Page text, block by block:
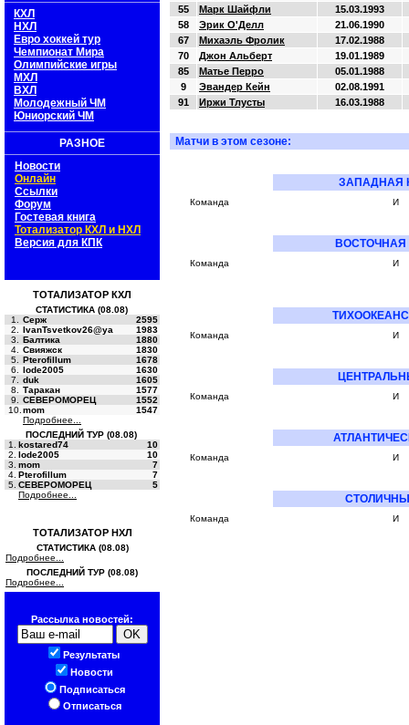
КХЛ
НХЛ
Евро хоккей тур
Чемпионат Мира
Олимпийские игры
МХЛ
ВХЛ
Молодежный ЧМ
Юниорский ЧМ
РАЗНОЕ
Новости
Онлайн
Ссылки
Форум
Гостевая книга
Тотализатор КХЛ и НХЛ
Версия для КПК
ТОТАЛИЗАТОР КХЛ
СТАТИСТИКА (08.08)
1.
Серж
2595
2.
IvanTsvetkov26@ya
1983
3.
Балтика
1880
4.
Свияжск
1830
5.
Pterofillum
1678
6.
lode2005
1630
7.
duk
1605
8.
Таракан
1577
9.
СЕВЕРОМОРЕЦ
1552
10. mom
1547
Подробнее...
ПОСЛЕДНИЙ ТУР (08.08)
1.
kostared74
10
2. lode2005
10
3. mom
7
4. Pterofillum
7
5. СЕВЕРОМОРЕЦ
5
Подробнее...
ТОТАЛИЗАТОР НХЛ
СТАТИСТИКА (08.08)
Подробнее...
ПОСЛЕДНИЙ ТУР (08.08)
Подробнее...
Рассылка новостей:
Результаты
Новости
Подписаться
Отписаться
55
Марк Шайфли
15.03.1993
58
Эрик О'Делл
21.06.1990
67
Михаэль Фролик
17.02.1988
70
Джон Альберт
19.01.1989
85
Матье Перро
05.01.1988
9
Эвандер Кейн
02.08.1991
91
Иржи Тлусты 16.03.1988
Матчи в этом сезоне:
ЗАПАДНАЯ
Команда И
Команда И
Команда И
Команда И
Команда И
Команда И